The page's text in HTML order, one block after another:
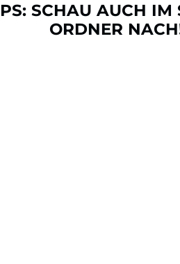
PS: SCHAU AUCH IM
ORDNER